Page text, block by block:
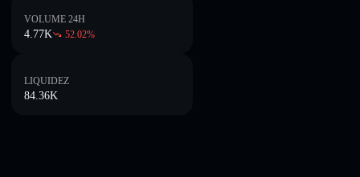
VOLUME 24H
4.77K 52.02%
LIQUIDEZ
84.36K